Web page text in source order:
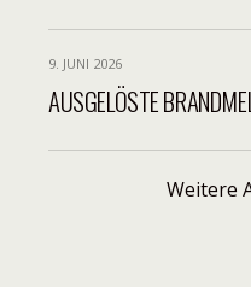
9. JUNI 2026
AUSGELÖSTE
Weitere